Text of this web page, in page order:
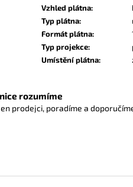
Vzhled plátna:
Typ plátna:
Formát plátna:
Typ projekce:
Umístění plátna:
rozumíme
prodejci, poradíme a